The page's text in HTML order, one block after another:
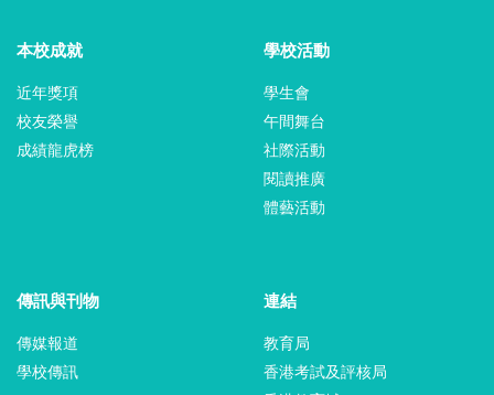
本校成就
近年獎項
校友榮譽
成績龍虎榜
學校活動
學生會
午間舞台
社際活動
閱讀推廣
體藝活動
傳訊與刊物
傳媒報道
學校傳訊
連結
教育局
香港考試及評核局